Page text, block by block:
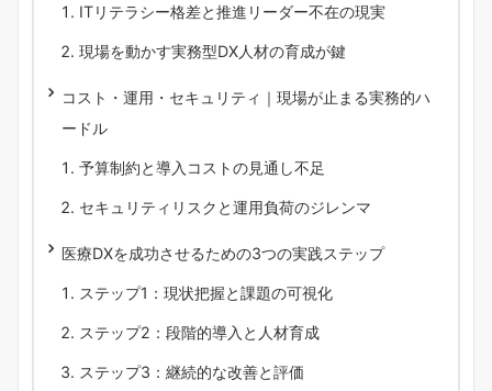
ITリテラシー格差と推進リーダー不在の現実
現場を動かす実務型DX人材の育成が鍵
コスト・運用・セキュリティ｜現場が止まる実務的ハ
ードル
予算制約と導入コストの見通し不足
セキュリティリスクと運用負荷のジレンマ
医療DXを成功させるための3つの実践ステップ
ステップ1：現状把握と課題の可視化
ステップ2：段階的導入と人材育成
ステップ3：継続的な改善と評価